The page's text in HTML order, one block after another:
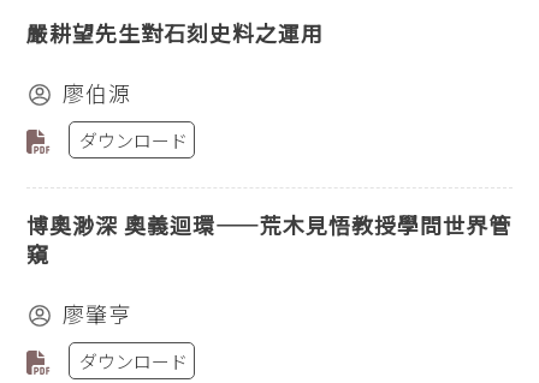
嚴耕望先生對石刻史料之運用
廖伯源
ダウンロード
博奧渺深 奧義迴環——荒木見悟教授學問世界管
窺
廖肇亨
ダウンロード